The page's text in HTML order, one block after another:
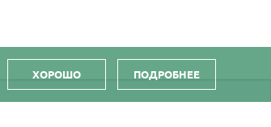
ХОРОШО ПОДРОБНЕЕ